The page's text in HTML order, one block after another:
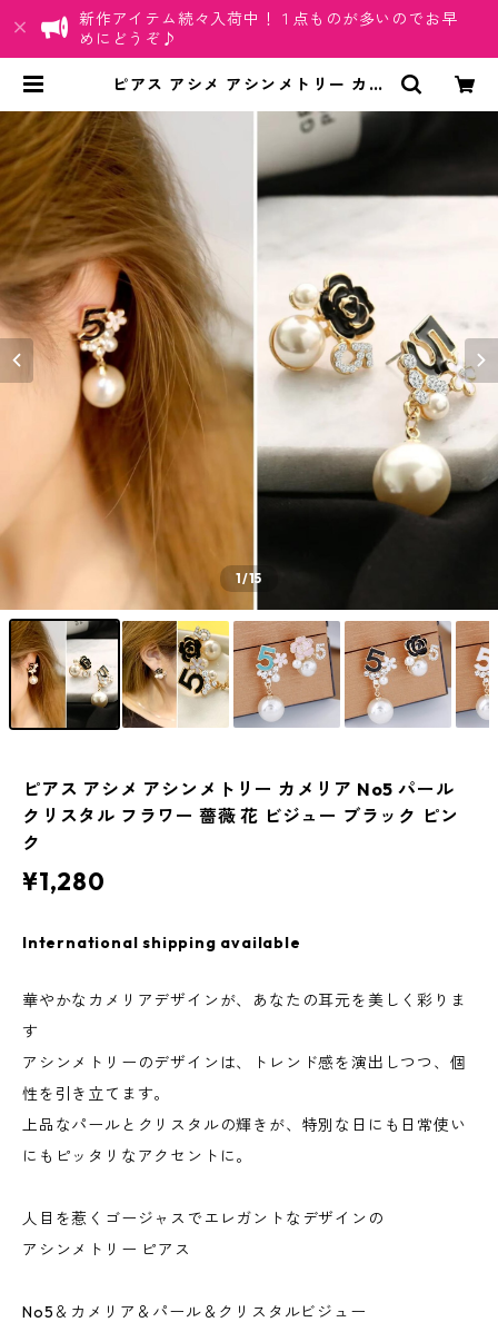
新作アイテム続々入荷中！１点ものが多いのでお早
めにどうぞ♪
ピアス アシメ アシンメトリー カメ
ー 薔薇 花 ビジュー ブラック ピンク
| ちゅらネット「にふぇーでーび
1/15
ピアス アシメ アシンメトリー カメリア No5 パール
クリスタル フラワー 薔薇 花 ビジュー ブラック ピン
ク
¥1,280
International shipping available
華やかなカメリアデザインが、あなたの耳元を美しく彩りま
す
アシンメトリーのデザインは、トレンド感を演出しつつ、個
性を引き立てます。
上品なパールとクリスタルの輝きが、特別な日にも日常使い
にもピッタリなアクセントに。
人目を惹くゴージャスでエレガントなデザインの
アシンメトリー ピアス
No5＆カメリア＆パール＆クリスタルビジュー